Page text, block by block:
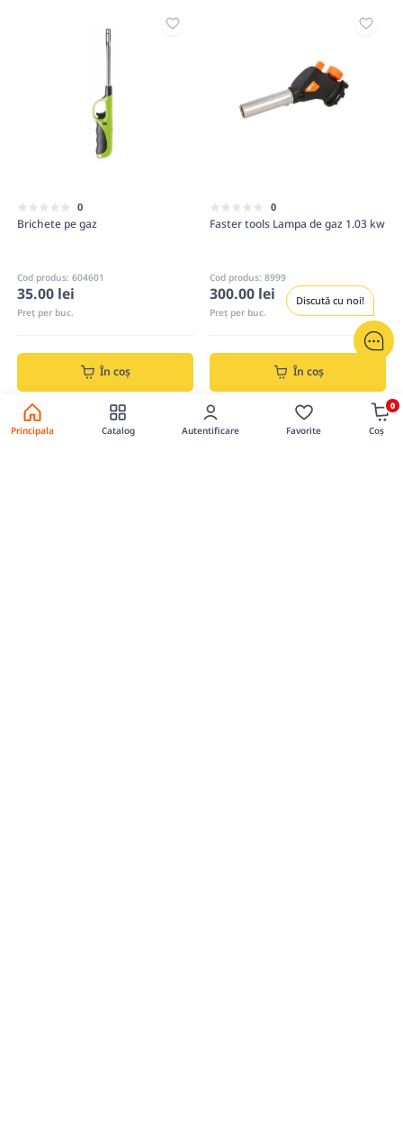
0
Brichete pe gaz
Cod produs: 604601
35.00 lei
Preț per buc.
În coș
0
Faster tools Lampa de gaz 1.03 kw
Cod produs: 8999
300.00 lei
Preț per buc.
În coș
Discută cu noi!
Principala Catalog Autentificare Favorite
0
Coș